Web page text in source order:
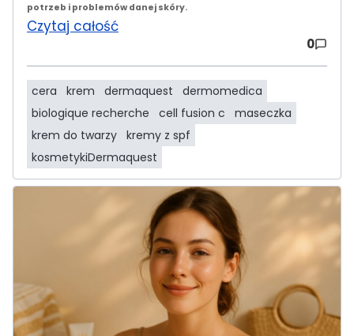
potrzeb i problemów danej skóry.
Czytaj całość
0
cera krem dermaquest
dermomedica
biologique recherche
cell fusion c
maseczka
krem do twarzy kremy z spf
kosmetykiDermaquest